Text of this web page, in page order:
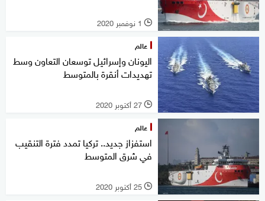
l 1 نوفمبر 2020
عالم
اليونان وإسرائيل توسعان التعاون وسط
تهديدات أنقرة بالمتوسط
l 27 أكتوبر 2020
عالم
استفزاز جديد.. تركيا تمدد فترة التنقيب
في شرق المتوسط
l 25 أكتوبر 2020